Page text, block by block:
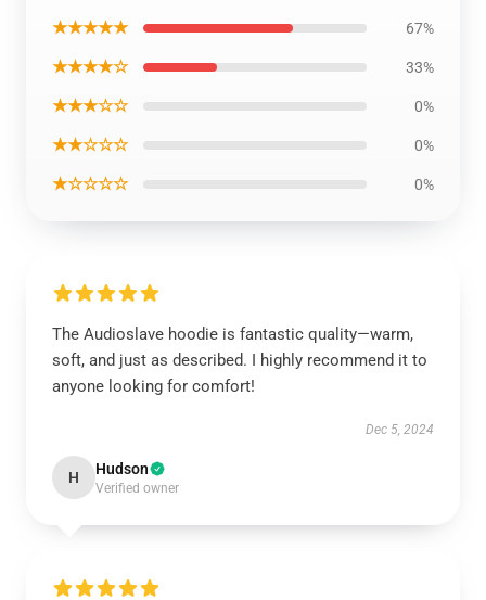
★★★★★ 67%
★★★★☆ 33%
★★★☆☆ 0%
★★☆☆☆ 0%
★☆☆☆☆ 0%
The Audioslave hoodie is fantastic quality—warm,
soft, and just as described. I highly recommend it to
anyone looking for comfort!
Dec 5, 2024
H Hudson
Verified owner